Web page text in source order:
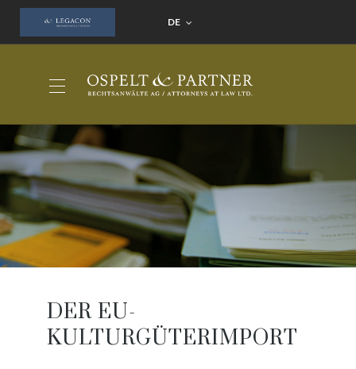
DE
DER EU-
KULTURGÜTERIMPORT